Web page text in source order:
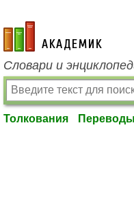
academic.ru
Словари и
Толкования Переводы